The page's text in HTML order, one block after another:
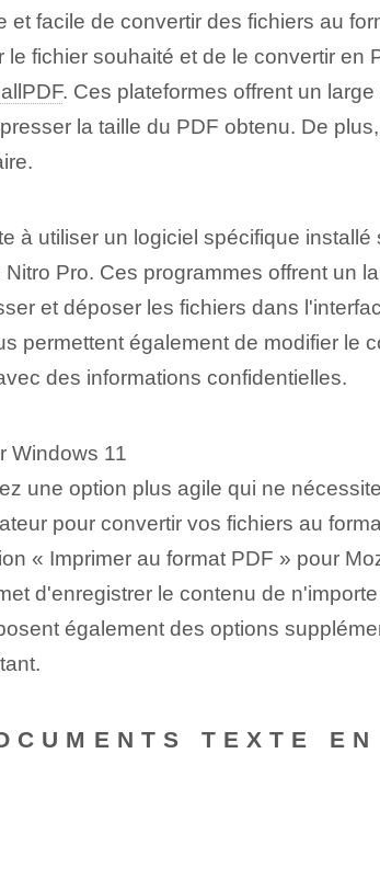
et facile de convertir des fichiers au
fichier souhaité et de le convertir en
. Ces plateformes offrent un
la taille du PDF obtenu. De
à utiliser un logiciel spécifique
Pro. Ces programmes offrent un
et déposer les fichiers dans
permettent également de modifier le
des informations confidentielles.
Windows 11
une option plus agile qui ne
pour convertir vos fichiers au
« Imprimer au format PDF » pour
d'enregistrer le contenu de
également des options
TEXTE